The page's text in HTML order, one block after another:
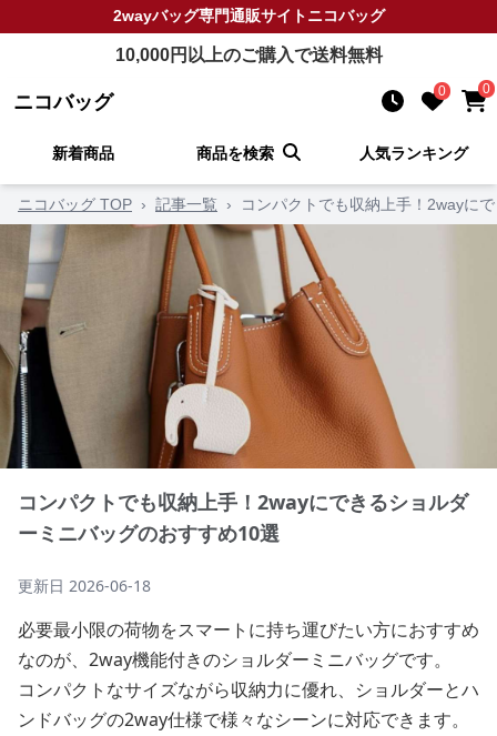
2wayバッグ専門通販サイトニコバッグ
10,000円以上のご購入で送料無料
ニコバッグ 0 0
新着商品 商品を検索 人気ランキング
ニコバッグ TOP › 記事一覧 › コンパクトでも収納上手！2wayに
コンパクトでも収納上手！2wayにできるショルダ
ーミニバッグのおすすめ10選
更新日 2026-06-18
必要最小限の荷物をスマートに持ち運びたい方におすすめ
なのが、2way機能付きのショルダーミニバッグです。
コンパクトなサイズながら収納力に優れ、ショルダーとハ
ンドバッグの2way仕様で様々なシーンに対応できます。